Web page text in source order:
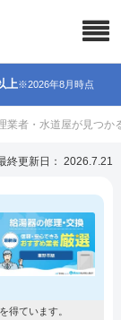
上※2026年8月時点
業者・水道屋が見つか
終更新日： 2026.7.21
得ています。